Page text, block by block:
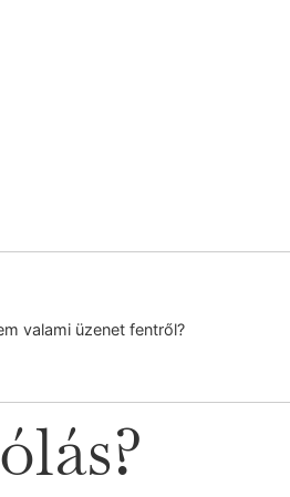
valami üzenet fentről?